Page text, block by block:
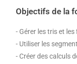
Objectifs de la
- Gérer les tris et
- Utiliser les
- Créer des calculs